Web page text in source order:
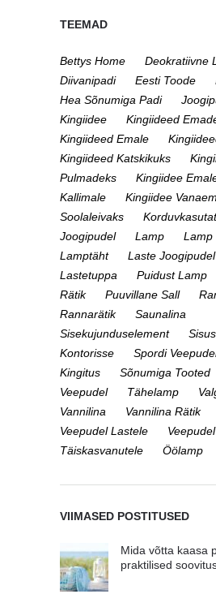
TEEMAD
Bettys Home
Deokratiivne
Diivanipadi
Eesti Toode
Hea Sõnumiga Padi
Kingiidee
Kingiideed
Kingiideed Emale
Kingiideed Katskikuks
Pulmadeks
Kingiidee
Kallimale
Kingiidee
Soolaleivaks
Joogipudel
Lamp
Lamp
Lamptäht
Laste Joogipudel
Lastetuppa
Puidust Lamp
Rätik
Puuvillane Sall
Rannarätik
Saunalina
Sisekujunduselement
Kontorisse
Spordi
Kingitus
Sõnumiga Tooted
Veepudel
Tähelamp
Vannilina
Vannilina Rätik
Veepudel Lastele
Veepudel
Täiskasvanutele
Öölamp
VIIMASED POSTITUSED
Mida võtta kaasa
praktilised